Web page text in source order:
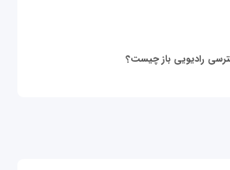
رادیویی باز چیست؟